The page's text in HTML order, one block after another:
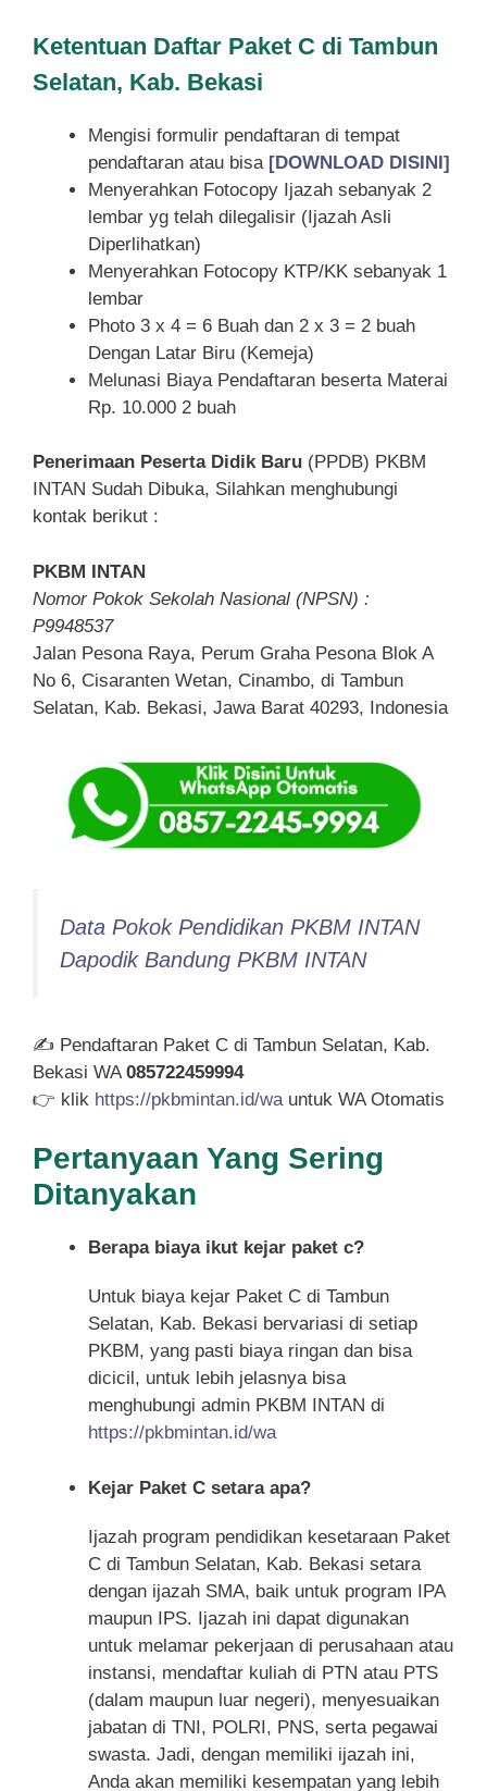
Ketentuan Daftar Paket C di Tambun
Selatan, Kab. Bekasi
Mengisi formulir pendaftaran di tempat
pendaftaran atau bisa [DOWNLOAD DISINI]
Menyerahkan Fotocopy Ijazah sebanyak 2
lembar yg telah dilegalisir (Ijazah Asli
Diperlihatkan)
Menyerahkan Fotocopy KTP/KK sebanyak 1
lembar
Photo 3 x 4 = 6 Buah dan 2 x 3 = 2 buah
Dengan Latar Biru (Kemeja)
Melunasi Biaya Pendaftaran beserta Materai
Rp. 10.000 2 buah
Penerimaan Peserta Didik Baru (PPDB) PKBM
INTAN Sudah Dibuka, Silahkan menghubungi
kontak berikut :
PKBM INTAN
Nomor Pokok Sekolah Nasional (NPSN) :
P9948537
Jalan Pesona Raya, Perum Graha Pesona Blok A
No 6, Cisaranten Wetan, Cinambo, di Tambun
Selatan, Kab. Bekasi, Jawa Barat 40293, Indonesia
Data Pokok Pendidikan PKBM INTAN
Dapodik Bandung PKBM INTAN
✍ Pendaftaran Paket C di Tambun Selatan, Kab.
Bekasi WA 085722459994
👉 klik https://pkbmintan.id/wa untuk WA Otomatis
Pertanyaan Yang Sering
Ditanyakan
Berapa biaya ikut kejar paket c?
Untuk biaya kejar Paket C di Tambun
Selatan, Kab. Bekasi bervariasi di setiap
PKBM, yang pasti biaya ringan dan bisa
dicicil, untuk lebih jelasnya bisa
menghubungi admin PKBM INTAN di
https://pkbmintan.id/wa
Kejar Paket C setara apa?
Ijazah program pendidikan kesetaraan Paket
C di Tambun Selatan, Kab. Bekasi setara
dengan ijazah SMA, baik untuk program IPA
maupun IPS. Ijazah ini dapat digunakan
untuk melamar pekerjaan di perusahaan atau
instansi, mendaftar kuliah di PTN atau PTS
(dalam maupun luar negeri), menyesuaikan
jabatan di TNI, POLRI, PNS, serta pegawai
swasta. Jadi, dengan memiliki ijazah ini,
Anda akan memiliki kesempatan yang lebih